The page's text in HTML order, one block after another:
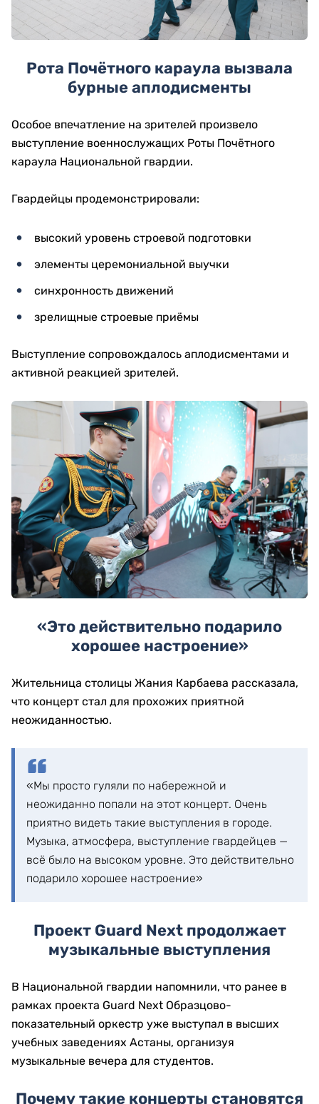
Рота Почётного караула вызвала
бурные аплодисменты
Особое впечатление на зрителей произвело
выступление военнослужащих Роты Почётного
караула Национальной гвардии.
Гвардейцы продемонстрировали:
высокий уровень строевой подготовки
элементы церемониальной выучки
синхронность движений
зрелищные строевые приёмы
Выступление сопровождалось аплодисментами и
активной реакцией зрителей.
«Это действительно подарило
хорошее настроение»
Жительница столицы Жания Карбаева рассказала,
что концерт стал для прохожих приятной
неожиданностью.
«Мы просто гуляли по набережной и
неожиданно попали на этот концерт. Очень
приятно видеть такие выступления в городе.
Музыка, атмосфера, выступление гвардейцев —
всё было на высоком уровне. Это действительно
подарило хорошее настроение»
Проект Guard Next продолжает
музыкальные выступления
В Национальной гвардии напомнили, что ранее в
рамках проекта Guard Next Образцово-
показательный оркестр уже выступал в высших
учебных заведениях Астаны, организуя
музыкальные вечера для студентов.
Почему такие концерты становятся